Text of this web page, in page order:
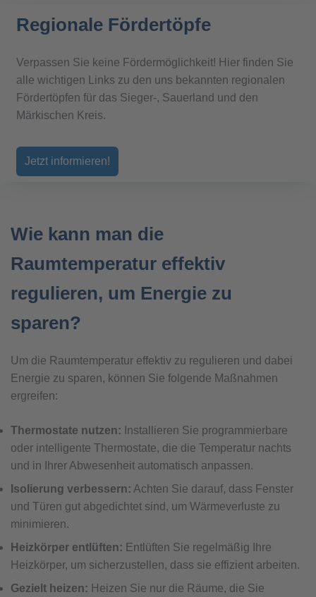
Regionale Fördertöpfe
Verpassen Sie keine Fördermöglichkeit! Hier finden Sie
alle wichtigen Links zu den uns bekannten regionalen
Fördertöpfen für das Sieger-, Sauerland und den
Märkischen Kreis.
Jetzt informieren!
Wie kann man die
Raumtemperatur effektiv
regulieren, um Energie zu
sparen?
Um die Raumtemperatur effektiv zu regulieren und dabei
Energie zu sparen, können Sie folgende Maßnahmen
ergreifen:
Thermostate nutzen: Installieren Sie programmierbare
oder intelligente Thermostate, die die Temperatur nachts
und in Ihrer Abwesenheit automatisch anpassen.
Isolierung verbessern: Achten Sie darauf, dass Fenster
und Türen gut abgedichtet sind, um Wärmeverluste zu
minimieren.
Heizkörper entlüften: Entlüften Sie regelmäßig Ihre
Heizkörper, um sicherzustellen, dass sie effizient arbeiten.
Gezielt heizen: Heizen Sie nur die Räume, die Sie